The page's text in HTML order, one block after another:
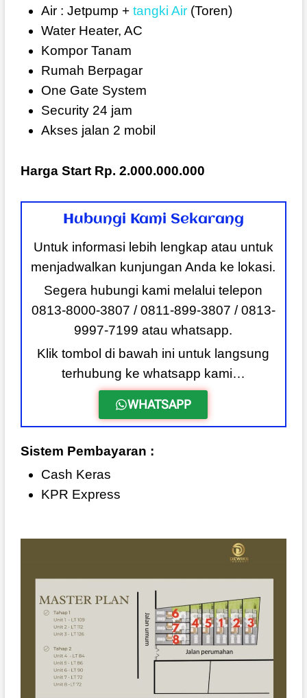
Air : Jetpump + tangki Air(Toren)
Water Heater, AC
Kompor Tanam
Rumah Berpagar
One Gate System
Security 24 jam
Akses jalan 2 mobil
Harga Start Rp. 2.000.000.000
Hubungi Kami Sekarang
Untuk informasi lebih lengkap atau untuk
menjadwalkan kunjungan Anda ke lokasi.
Segera hubungi kami melalui telepon
0813-8000-3807 / 0811-899-3807 / 0813-
9997-7199 atau whatsapp.
Klik tombol di bawah ini untuk langsung
terhubung ke whatsapp kami…
WHATSAPP
Sistem Pembayaran :
Cash Keras
KPR Express